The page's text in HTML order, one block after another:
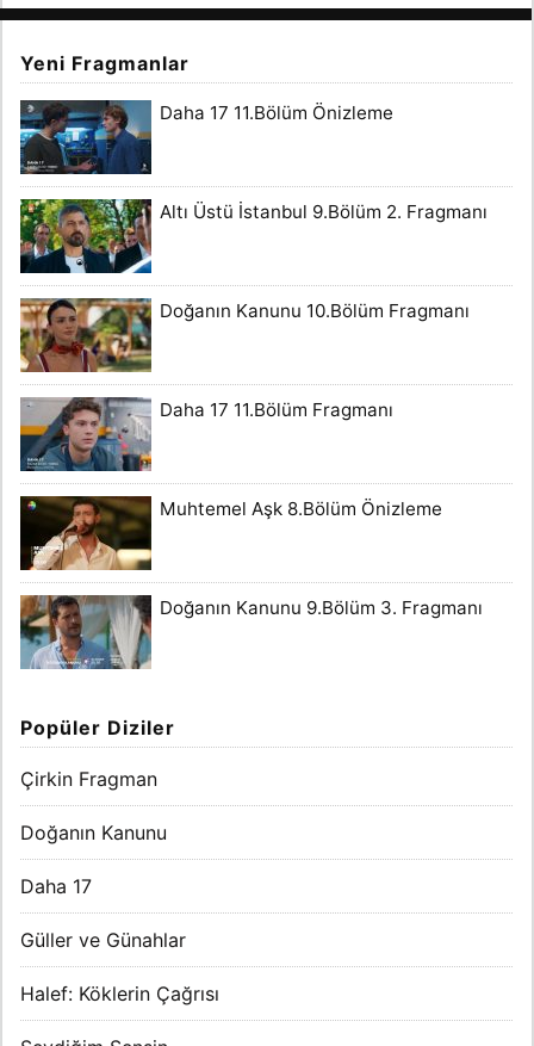
Yeni Fragmanlar
Daha 17 11.Bölüm Önizleme
Altı Üstü İstanbul 9.Bölüm 2. Fragmanı
Doğanın Kanunu 10.Bölüm Fragmanı
Daha 17 11.Bölüm Fragmanı
Muhtemel Aşk 8.Bölüm Önizleme
Doğanın Kanunu 9.Bölüm 3. Fragmanı
Popüler Diziler
Çirkin Fragman
Doğanın Kanunu
Daha 17
Güller ve Günahlar
Halef: Köklerin Çağrısı